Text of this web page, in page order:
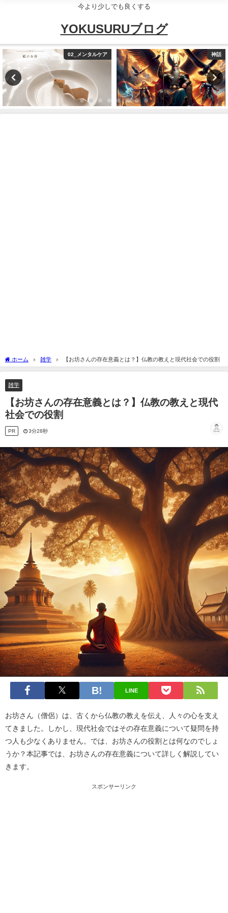
今より少しでも良くする
YOKUSURUブログ
02_メンタルケア 神話
ホーム 雑学 【お坊さんの存在意義とは？】仏教の教えと現代社会での役割
雑学
【お坊さんの存在意義とは？】仏教の教えと現代
社会での役割
PR 3分28秒
LINE
お坊さん（僧侶）は、古くから仏教の教えを伝え、人々の心を支え
てきました。しかし、現代社会ではその存在意義について疑問を持
つ人も少なくありません。では、お坊さんの役割とは何なのでしょ
うか？本記事では、お坊さんの存在意義について詳しく解説してい
きます。
スポンサーリンク